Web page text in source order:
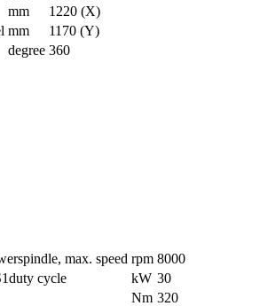
mm
1220 (X)
mm
1170 (Y)
degree 360
max. speed rpm 8000
cycle
kW 30
Nm 320